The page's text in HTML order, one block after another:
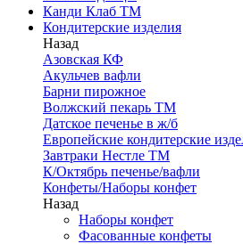
Канди Клаб ТМ
Кондитерские изделия
Назад
Азовская КФ
Акульчев вафли
Барни пирожное
Волжский пекарь ТМ
Датское печенье в ж/б
Европейские кондитерские
Завтраки Нестле ТМ
К/Октябрь печенье/вафли
Конфеты/Наборы конфет
Назад
Наборы конфет
Фасованные конфеты